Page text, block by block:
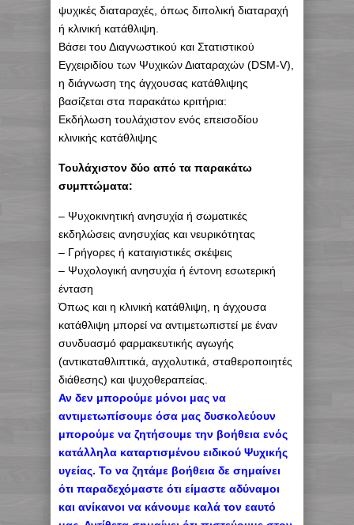
ψυχικές διαταραχές, όπως διπολική διαταραχή
ή κλινική κατάθλιψη.
Βάσει του Διαγνωστικού και Στατιστικού
Εγχειριδίου των Ψυχικών Διαταραχών (DSM-V),
η διάγνωση της άγχουσας κατάθλιψης
βασίζεται στα παρακάτω κριτήρια:
Εκδήλωση τουλάχιστον ενός επεισοδίου
κλινικής κατάθλιψης
Τουλάχιστον δύο από τα παρακάτω
συμπτώματα:
– Ψυχοκινητική ανησυχία ή σωματικές
εκδηλώσεις ανησυχίας και νευρικότητας
– Γρήγορες ή καταιγιστικές σκέψεις
– Ψυχολογική ανησυχία ή έντονη εσωτερική
ένταση
Όπως και η κλινική κατάθλιψη, η άγχουσα
κατάθλιψη μπορεί να αντιμετωπιστεί με έναν
συνδυασμό φαρμακευτικής αγωγής
(αντικαταθλιπτικά, αγχολυτικά, σταθεροποιητές
διάθεσης) και ψυχοθεραπείας.
Αν δεν μπορούμε μόνοι μας να
αντιμετωπίσουμε όσα μας δυσκολεύουν
μπορούμε να ζητήσουμε την βοήθεια ενός
κατάλληλα καταρτισμένου ειδικού Ψυχικής
υγείας. Το να ζητάμε βοήθεια δε σημαίνει
ότι παραδεχόμαστε ότι είμαστε αδύναμοι
και ανίκανοι να κάνουμε καλά τον εαυτό